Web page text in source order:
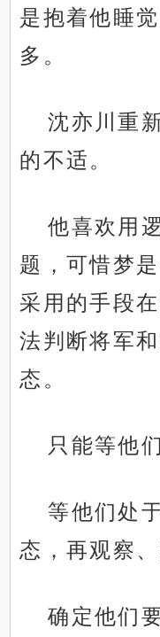
是抱着他睡
多。
沈亦川重
的不适。
他喜欢用
题，可惜梦
采用的手段
法判断将军
态。
只能等他
等他们处
态，再观察、
确定他们